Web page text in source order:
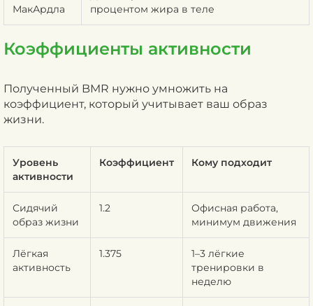
МакАрдла
процентом жира в теле
Коэффициенты активности
Полученный BMR нужно умножить на
коэффициент, который учитывает ваш образ
жизни.
Уровень
активности
Коэффициент Кому подходит
Сидячий
образ жизни
1.2
Офисная работа,
минимум движения
Лёгкая
активность
1.375
1–3 лёгкие
тренировки в
неделю